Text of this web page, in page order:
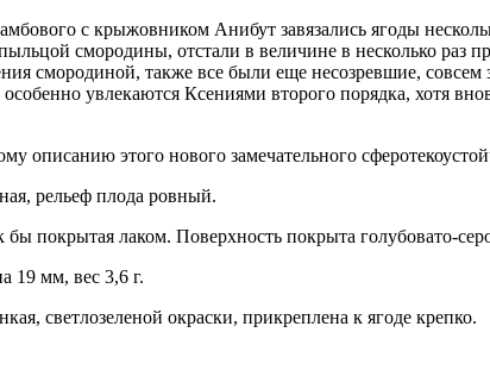
с крыжовником Анибут завязались ягоды
смородины, отстали в величине в несколько
смородиной, также все были еще несозревшие,
увлекаются Ксениями второго порядка, хотя
описанию этого нового замечательного
рельеф плода ровный.
бы покрытая лаком. Поверхность покрыта голубовато-
19 мм, вес 3,6 г.
светлозеленой окраски, прикреплена к ягоде крепко.